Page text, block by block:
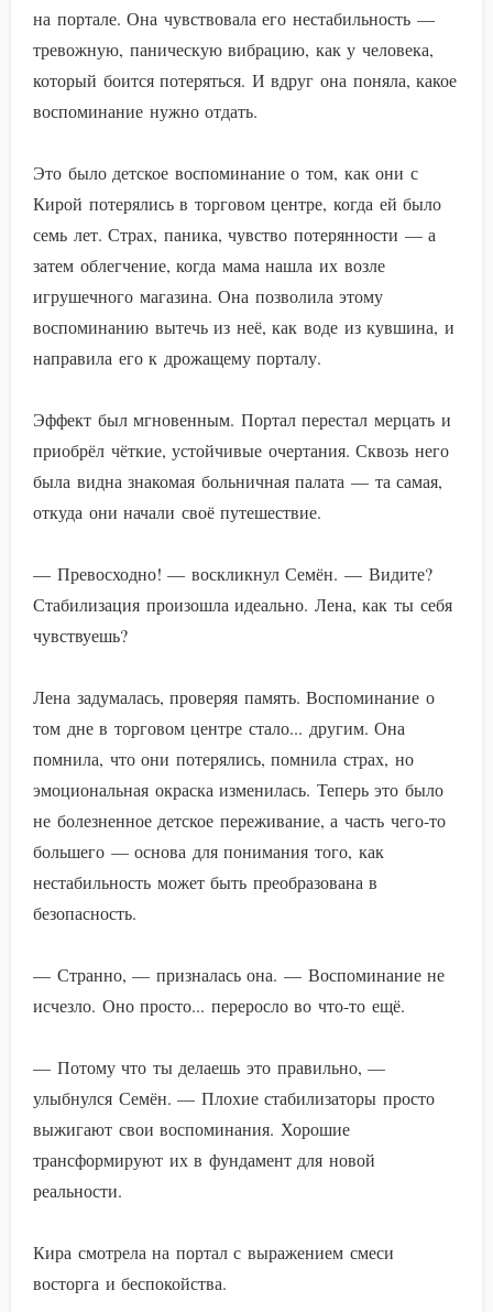
на портале. Она чувствовала его нестабильность —
тревожную, паническую вибрацию, как у человека,
который боится потеряться. И вдруг она поняла, какое
воспоминание нужно отдать.
Это было детское воспоминание о том, как они с
Кирой потерялись в торговом центре, когда ей было
семь лет. Страх, паника, чувство потерянности — а
затем облегчение, когда мама нашла их возле
игрушечного магазина. Она позволила этому
воспоминанию вытечь из неё, как воде из кувшина, и
направила его к дрожащему порталу.
Эффект был мгновенным. Портал перестал мерцать и
приобрёл чёткие, устойчивые очертания. Сквозь него
была видна знакомая больничная палата — та самая,
откуда они начали своё путешествие.
— Превосходно! — воскликнул Семён. — Видите?
Стабилизация произошла идеально. Лена, как ты себя
чувствуешь?
Лена задумалась, проверяя память. Воспоминание о
том дне в торговом центре стало... другим. Она
помнила, что они потерялись, помнила страх, но
эмоциональная окраска изменилась. Теперь это было
не болезненное детское переживание, а часть чего-то
большего — основа для понимания того, как
нестабильность может быть преобразована в
безопасность.
— Странно, — призналась она. — Воспоминание не
исчезло. Оно просто... переросло во что-то ещё.
— Потому что ты делаешь это правильно, —
улыбнулся Семён. — Плохие стабилизаторы просто
выжигают свои воспоминания. Хорошие
трансформируют их в фундамент для новой
реальности.
Кира смотрела на портал с выражением смеси
восторга и беспокойства.